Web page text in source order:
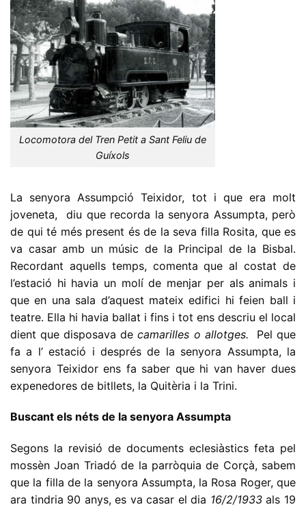
Locomotora del Tren Petit a Sant Feliu de
Guíxols
La senyora Assumpció Teixidor, tot i que era molt
joveneta, diu que recorda la senyora Assumpta, però
de qui té més present és de la seva filla Rosita, que es
va casar amb un músic de la Principal de la Bisbal.
Recordant aquells temps, comenta que al costat de
l’estació hi havia un molí de menjar per als animals i
que en una sala d’aquest mateix edifici hi feien ball i
teatre. Ella hi havia ballat i fins i tot ens descriu el local
dient que disposava decamarilles o allotges.
Pel que
fa a l’ estació i després de la senyora Assumpta, la
senyora Teixidor ens fa saber que hi van haver dues
expenedores de bitllets, la Quitèria i la Trini.
Buscant els néts de la senyora Assumpta
Segons la revisió de documents eclesiàstics feta pel
mossèn Joan Triadó de la parròquia de Corçà, sabem
que la filla de la senyora Assumpta, la Rosa Roger, que
ara tindria 90 anys, es va casar el dia 16/2/1933als 19